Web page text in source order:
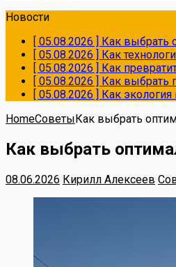
Новости
[ 05.08.2026 ] Как выбрать
[ 05.08.2026 ] Как
[ 05.08.2026 ] Как
[ 05.08.2026 ] Как выбрать
[ 05.08.2026 ] Как
HomeСоветыКак выбрать
Как выбрать
08.06.2026 Кирилл Алексеев